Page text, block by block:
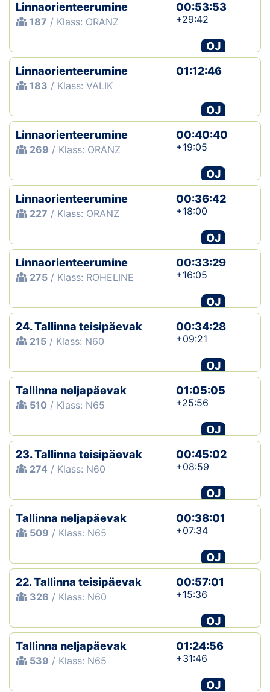
Linnaorienteerumine
187 / Klass: ORANZ
00:53:53
+29:42
OJ
Linnaorienteerumine
183 / Klass: VALIK
01:12:46
OJ
Linnaorienteerumine
269 / Klass: ORANZ
00:40:40
+19:05
OJ
Linnaorienteerumine
227 / Klass: ORANZ
00:36:42
+18:00
OJ
Linnaorienteerumine
275 / Klass: ROHELINE
00:33:29
+16:05
OJ
24. Tallinna teisipäevak
215 / Klass: N60
00:34:28
+09:21
OJ
Tallinna neljapäevak
510 / Klass: N65
01:05:05
+25:56
OJ
23. Tallinna teisipäevak
274 / Klass: N60
00:45:02
+08:59
OJ
Tallinna neljapäevak
509 / Klass: N65
00:38:01
+07:34
OJ
22. Tallinna teisipäevak
326 / Klass: N60
00:57:01
+15:36
OJ
Tallinna neljapäevak
539 / Klass: N65
01:24:56
+31:46
OJ